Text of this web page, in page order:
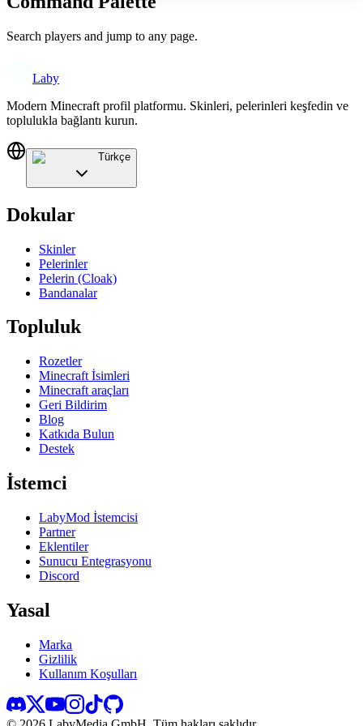
Search players and jump to any page.
Laby
Modern Minecraft profil platformu. Skinleri, pelerinleri keşfedin ve
toplulukla bağlantı kurun.
Türkçe
Dokular
Skinler
Pelerinler
Pelerin (Cloak)
Bandanalar
Topluluk
Rozetler
Minecraft İsimleri
Minecraft araçları
Geri Bildirim
Blog
Katkıda Bulun
Destek
İstemci
LabyMod İstemcisi
Partner
Eklentiler
Sunucu Entegrasyonu
Discord
Yasal
Marka
Gizlilik
Kullanım Koşulları